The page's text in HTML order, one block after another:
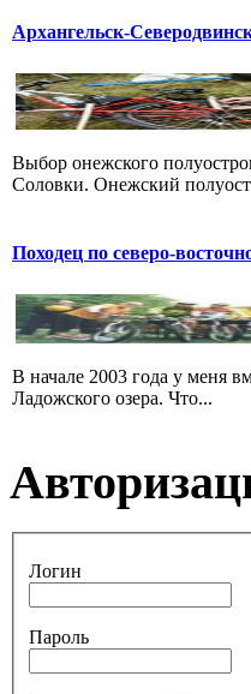
Архангельск-
Выбор онежского
Соловки. Онежский
Походец по северо-
В начале 2003 года у меня
Ладожского озера. Что...
Логин
Пароль